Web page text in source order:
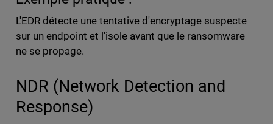
L'EDR détecte une tentative d'encryptage suspecte
sur un endpoint et l'isole avant que le ransomware
ne se propage.
NDR (Network Detection and
Response)